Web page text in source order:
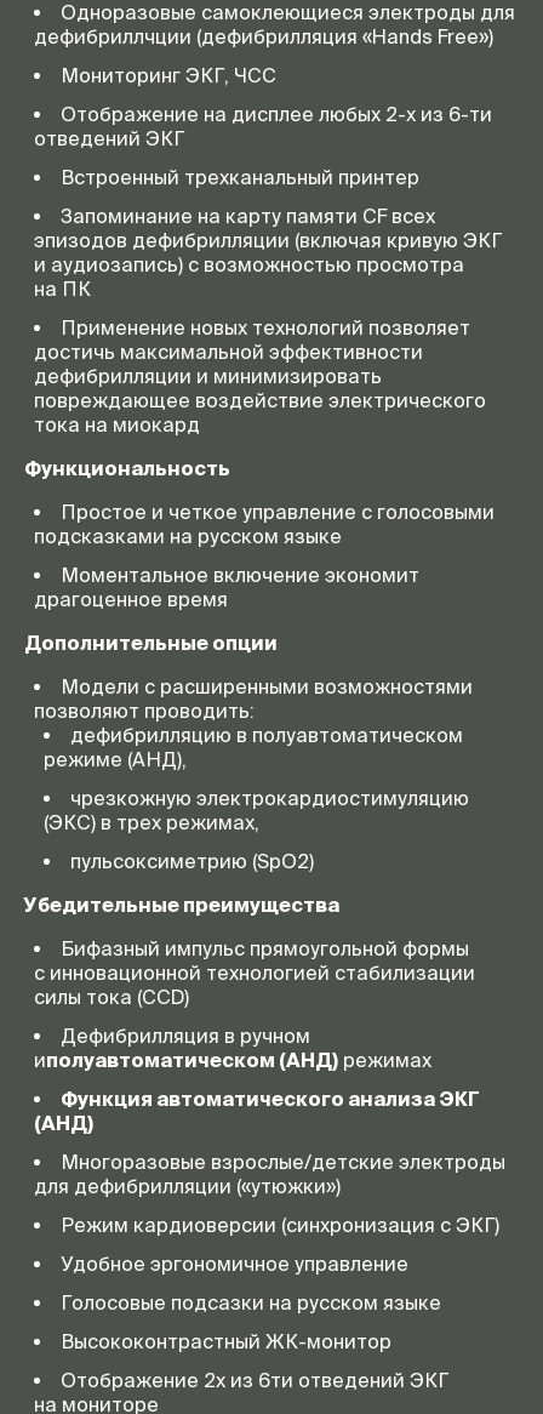
Одноразовые самоклеющиеся электроды для
дефибриллчции (дефибрилляция «Hands Free»)
Мониторинг ЭКГ, ЧСС
Отображение на дисплее любых 2-х из 6-ти
отведений ЭКГ
Встроенный трехканальный принтер
Запоминание на карту памяти CF всех
эпизодов дефибрилляции (включая кривую ЭКГ
и аудиозапись) с возможностью просмотра
на ПК
Применение новых технологий позволяет
достичь максимальной эффективности
дефибрилляции и минимизировать
повреждающее воздействие электрического
тока на миокард
Функциональность
Простое и четкое управление с голосовыми
подсказками на русском языке
Моментальное включение экономит
драгоценное время
Дополнительные опции
Модели с расширенными возможностями
позволяют проводить:
дефибрилляцию в полуавтоматическом
режиме (АНД),
чрезкожную электрокардиостимуляцию
(ЭКС) в трех режимах,
пульсоксиметрию (SpO2)
Убедительные преимущества
Бифазный импульс прямоугольной формы
с инновационной технологией стабилизации
силы тока (CCD)
Дефибрилляция в ручном
иполуавтоматическом (АНД) режимах
Функция автоматического анализа ЭКГ
(АНД)
Многоразовые взрослые/детские электроды
для дефибрилляции («утюжки»)
Режим кардиоверсии (синхронизация с ЭКГ)
Удобное эргономичное управление
Голосовые подсазки на русском языке
Высококонтрастный ЖК-монитор
Отображение 2х из 6ти отведений ЭКГ
на мониторе